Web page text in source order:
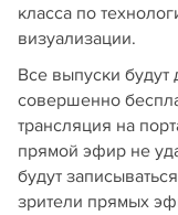
класса по
визуализации.
Все выпуски будут
совершенно
трансляция на
прямой эфир не
будут
зрители прямых